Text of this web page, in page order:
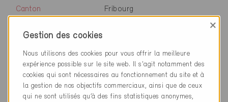
Canton Fribourg
Entreprise Atelier d'Architecture A3 SA
NPA 1630
Gestion des cookies
×
Nous utilisons des cookies pour vous offrir la meilleure
expérience possible sur le site web. Il s'agit notamment des
cookies qui sont nécessaires au fonctionnement du site et à
la gestion de nos objectifs commerciaux, ainsi que de ceux
qui ne sont utilisés qu’à des fins statistiques anonymes,